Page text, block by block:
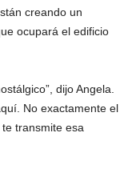
creando un
ocupará el edificio
dijo Angela.
No exactamente el
transmite esa